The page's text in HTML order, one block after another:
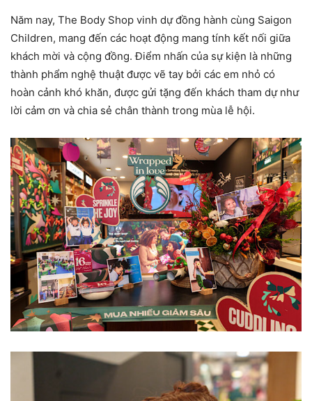
Năm nay, The Body Shop vinh dự đồng hành cùng Saigon
Children, mang đến các hoạt động mang tính kết nối giữa
khách mời và cộng đồng. Điểm nhấn của sự kiện là những
thành phẩm nghệ thuật được vẽ tay bởi các em nhỏ có
hoàn cảnh khó khăn, được gửi tặng đến khách tham dự như
lời cảm ơn và chia sẻ chân thành trong mùa lễ hội.